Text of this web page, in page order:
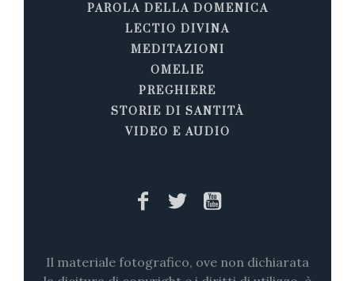
PAROLA DELLA DOMENICA
LECTIO DIVINA
MEDITAZIONI
OMELIE
PREGHIERE
STORIE DI SANTITÀ
VIDEO E AUDIO
Il materiale fotografico, ove non dichiarata